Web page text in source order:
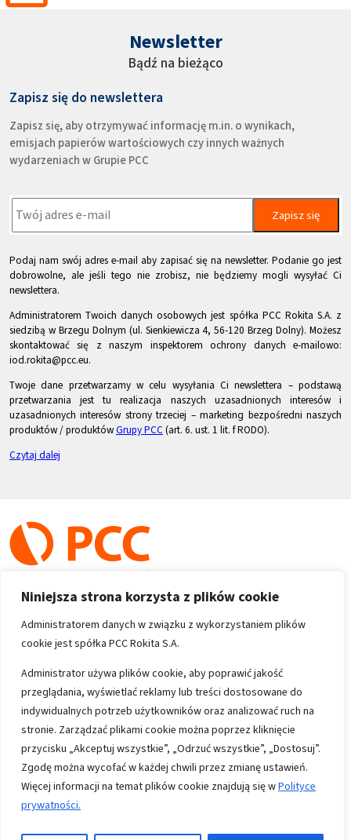
Niniejsza strona korzysta z plików cookie
Administratorem danych w związku z wykorzystaniem plików
cookie jest spółka PCC Rokita S.A.
Administrator używa plików cookie, aby poprawić jakość
przeglądania, wyświetlać reklamy lub treści dostosowane do
indywidualnych potrzeb użytkowników oraz analizować ruch na
stronie. Zarządzać plikami cookie można poprzez kliknięcie
przycisku „Akceptuj wszystkie”, „Odrzuć wszystkie”, „Dostosuj”.
Zgodę można wycofać w każdej chwili przez zmianę ustawień.
Więcej informacji na temat plików cookie znajdują się wPolityce
prywatności.
Newsletter
Bądź na bieżąco
Zapisz się do newslettera
Zapisz się, aby otrzymywać informację m.in. o wynikach,
emisjach papierów wartościowych czy innych ważnych
wydarzeniach w Grupie PCC
Zapisz się
Podaj nam swój adres e-mail aby zapisać się na newsletter. Podanie go jest
dobrowolne, ale jeśli tego nie zrobisz, nie będziemy mogli wysyłać Ci
newslettera.
Administratorem Twoich danych osobowych jest spółka PCC Rokita S.A. z
siedzibą w Brzegu Dolnym (ul. Sienkiewicza 4, 56-120 Brzeg Dolny). Możesz
skontaktować się z naszym inspektorem ochrony danych e-mailowo:
iod.rokita@pcc.eu.
Twoje dane przetwarzamy w celu wysyłania Ci newslettera – podstawą
przetwarzania jest tu realizacja naszych uzasadnionych interesów i
uzasadnionych interesów strony trzeciej – marketing bezpośredni naszych
produktów / produktówGrupy PCC (art. 6. ust. 1 lit. f RODO).
Czytaj dalej
Copyright 1996-2026
Wszystkie prawa zastrzeżone
Informacje
Polityka prywatności
Mapa strony
Kontakt